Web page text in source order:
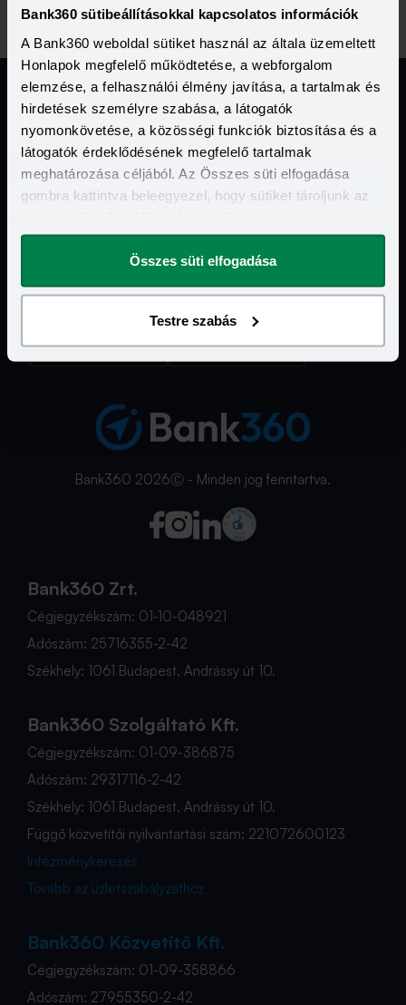
Bank360 sütibeállításokkal kapcsolatos információk
A Bank360 weboldal sütiket használ az általa üzemeltett
Honlapok megfelelő működtetése, a webforgalom
elemzése, a felhasználói élmény javítása, a tartalmak és
hirdetések személyre szabása, a látogatók
nyomonkövetése, a közösségi funkciók biztosítása és a
látogatók érdeklődésének megfelelő tartalmak
meghatározása céljából. Az Összes süti elfogadása
gombra kattintva beleegyezel, hogy sütiket tároljunk az
megváltoztathatod.
Összes süti elfogadása
Testre szabás
Jogi Dokumentumok
Kapcsolat
Hasznos Linkek
Bank360 2026Ⓒ - Minden jog fenntartva.
Bank360 Zrt.
Cégjegyzékszám: 01-10-048921
Adószám: 25716355-2-42
Székhely: 1061 Budapest, Andrássy út 10.
Bank360 Szolgáltató Kft.
Cégjegyzékszám: 01-09-386875
Adószám: 29317116-2-42
Székhely: 1061 Budapest, Andrássy út 10.
Függő közvetítői nyilvántartási szám: 221072600123
Intézménykeresés
Tovább az üzletszabályzathoz
Bank360 Közvetítő Kft.
Cégjegyzékszám: 01-09-358866
Adószám: 27955350-2-42